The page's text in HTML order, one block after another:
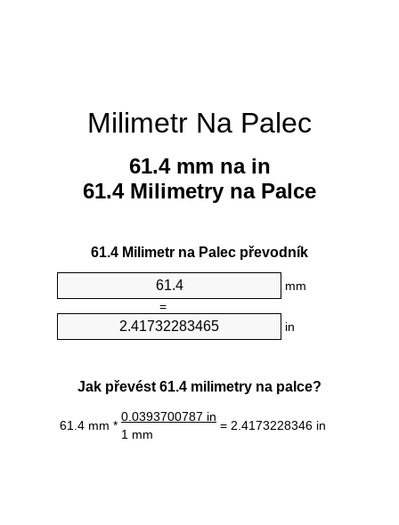
Milimetr Na Palec
61.4 mm na in
61.4 Milimetry na Palce
61.4 Milimetr na Palec převodník
mm
=
in
Jak převést 61.4 milimetry na palce?
61.4 mm *
0.0393700787 in
= 2.4173228346 in
1 mm